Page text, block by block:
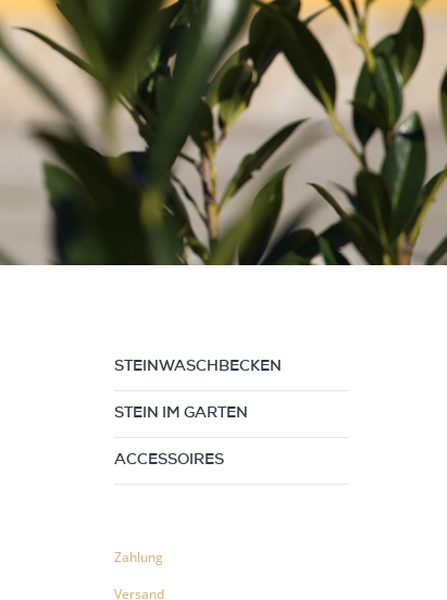
STEINWASCHBECKEN
STEIN IM GARTEN
ACCESSOIRES
Zahlung
Versand